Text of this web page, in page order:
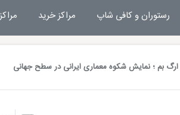
رستوران و کافی شاپ مراکز خرید
ارگ بم ؛ نمایش شکوه معماری ایرانی در سطح جهانی